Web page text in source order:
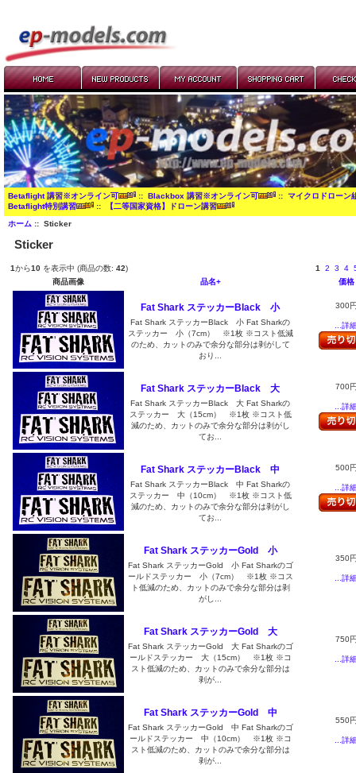
Betaflight 講習※オンライン可 :: Blackbox 講習※オンライン可 :: マイクロドローン
Betaflight特別講習
:: 【二等国家資格】ドローン講習
ホーム:: Sticker
Sticker
1から10 を表示中 (商品の数: 42) 1 2 3 4
商品画像
品名+ 価格
Fat Shark ステッカーBlack 小
Fat Shark ステッカーBlack 小 Fat Sharkの
ステッカー 小（7cm） ※1枚 ※コスト低減
のため、カットのみで余分な部分は剥がして
おり...
300
...詳
Fat Shark ステッカーBlack 大
Fat Shark ステッカーBlack 大 Fat Sharkの
ステッカー 大（15cm） ※1枚 ※コスト低
減のため、カットのみで余分な部分は剥がし
てお...
700
...詳
Fat Shark ステッカーBlack 中
Fat Shark ステッカーBlack 中 Fat Sharkの
ステッカー 中（10cm） ※1枚 ※コスト低
減のため、カットのみで余分な部分は剥がし
てお...
500
...詳
Fat Shark ステッカーGold 小
Fat Shark ステッカーGold 小 Fat Sharkのゴ
ールドステッカー 小（7cm） ※1枚 ※コス
ト低減のため、カットのみで余分な部分は剥
がし...
350
...詳
Fat Shark ステッカーGold 大
Fat Shark ステッカーGold 大 Fat Sharkのゴ
ールドステッカー 大（15cm） ※1枚 ※コ
スト低減のため、カットのみで余分な部分は
剥が...
750
...詳
Fat Shark ステッカーGold 中
Fat Shark ステッカーGold 中 Fat Sharkのゴ
ールドステッカー 中（10cm） ※1枚 ※コ
スト低減のため、カットのみで余分な部分は
剥が...
550
...詳